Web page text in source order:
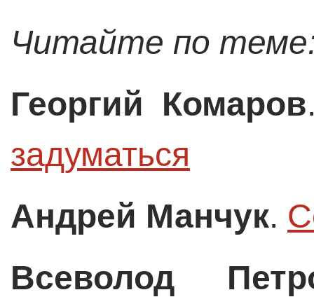
Читайте по
Георгий Комаров
задуматься
Андрей Манчук.
Всеволод